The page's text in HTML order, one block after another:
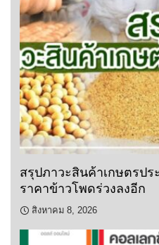
สรุปภาวะสินค้าเกษตรป
ราคาข้าวโพดร่วงลงอีก
สิงหาคม 8, 2026